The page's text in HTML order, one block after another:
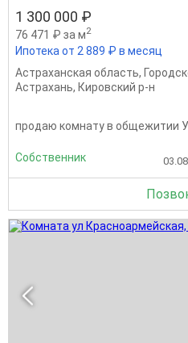
1 300 000 ₽
76 471 ₽ за м2
Ипотека от 2 889 ₽ в месяц
Астраханская область,
Астрахань, Кировский р-н
продаю комнату в общежитии
Собственник 03.08